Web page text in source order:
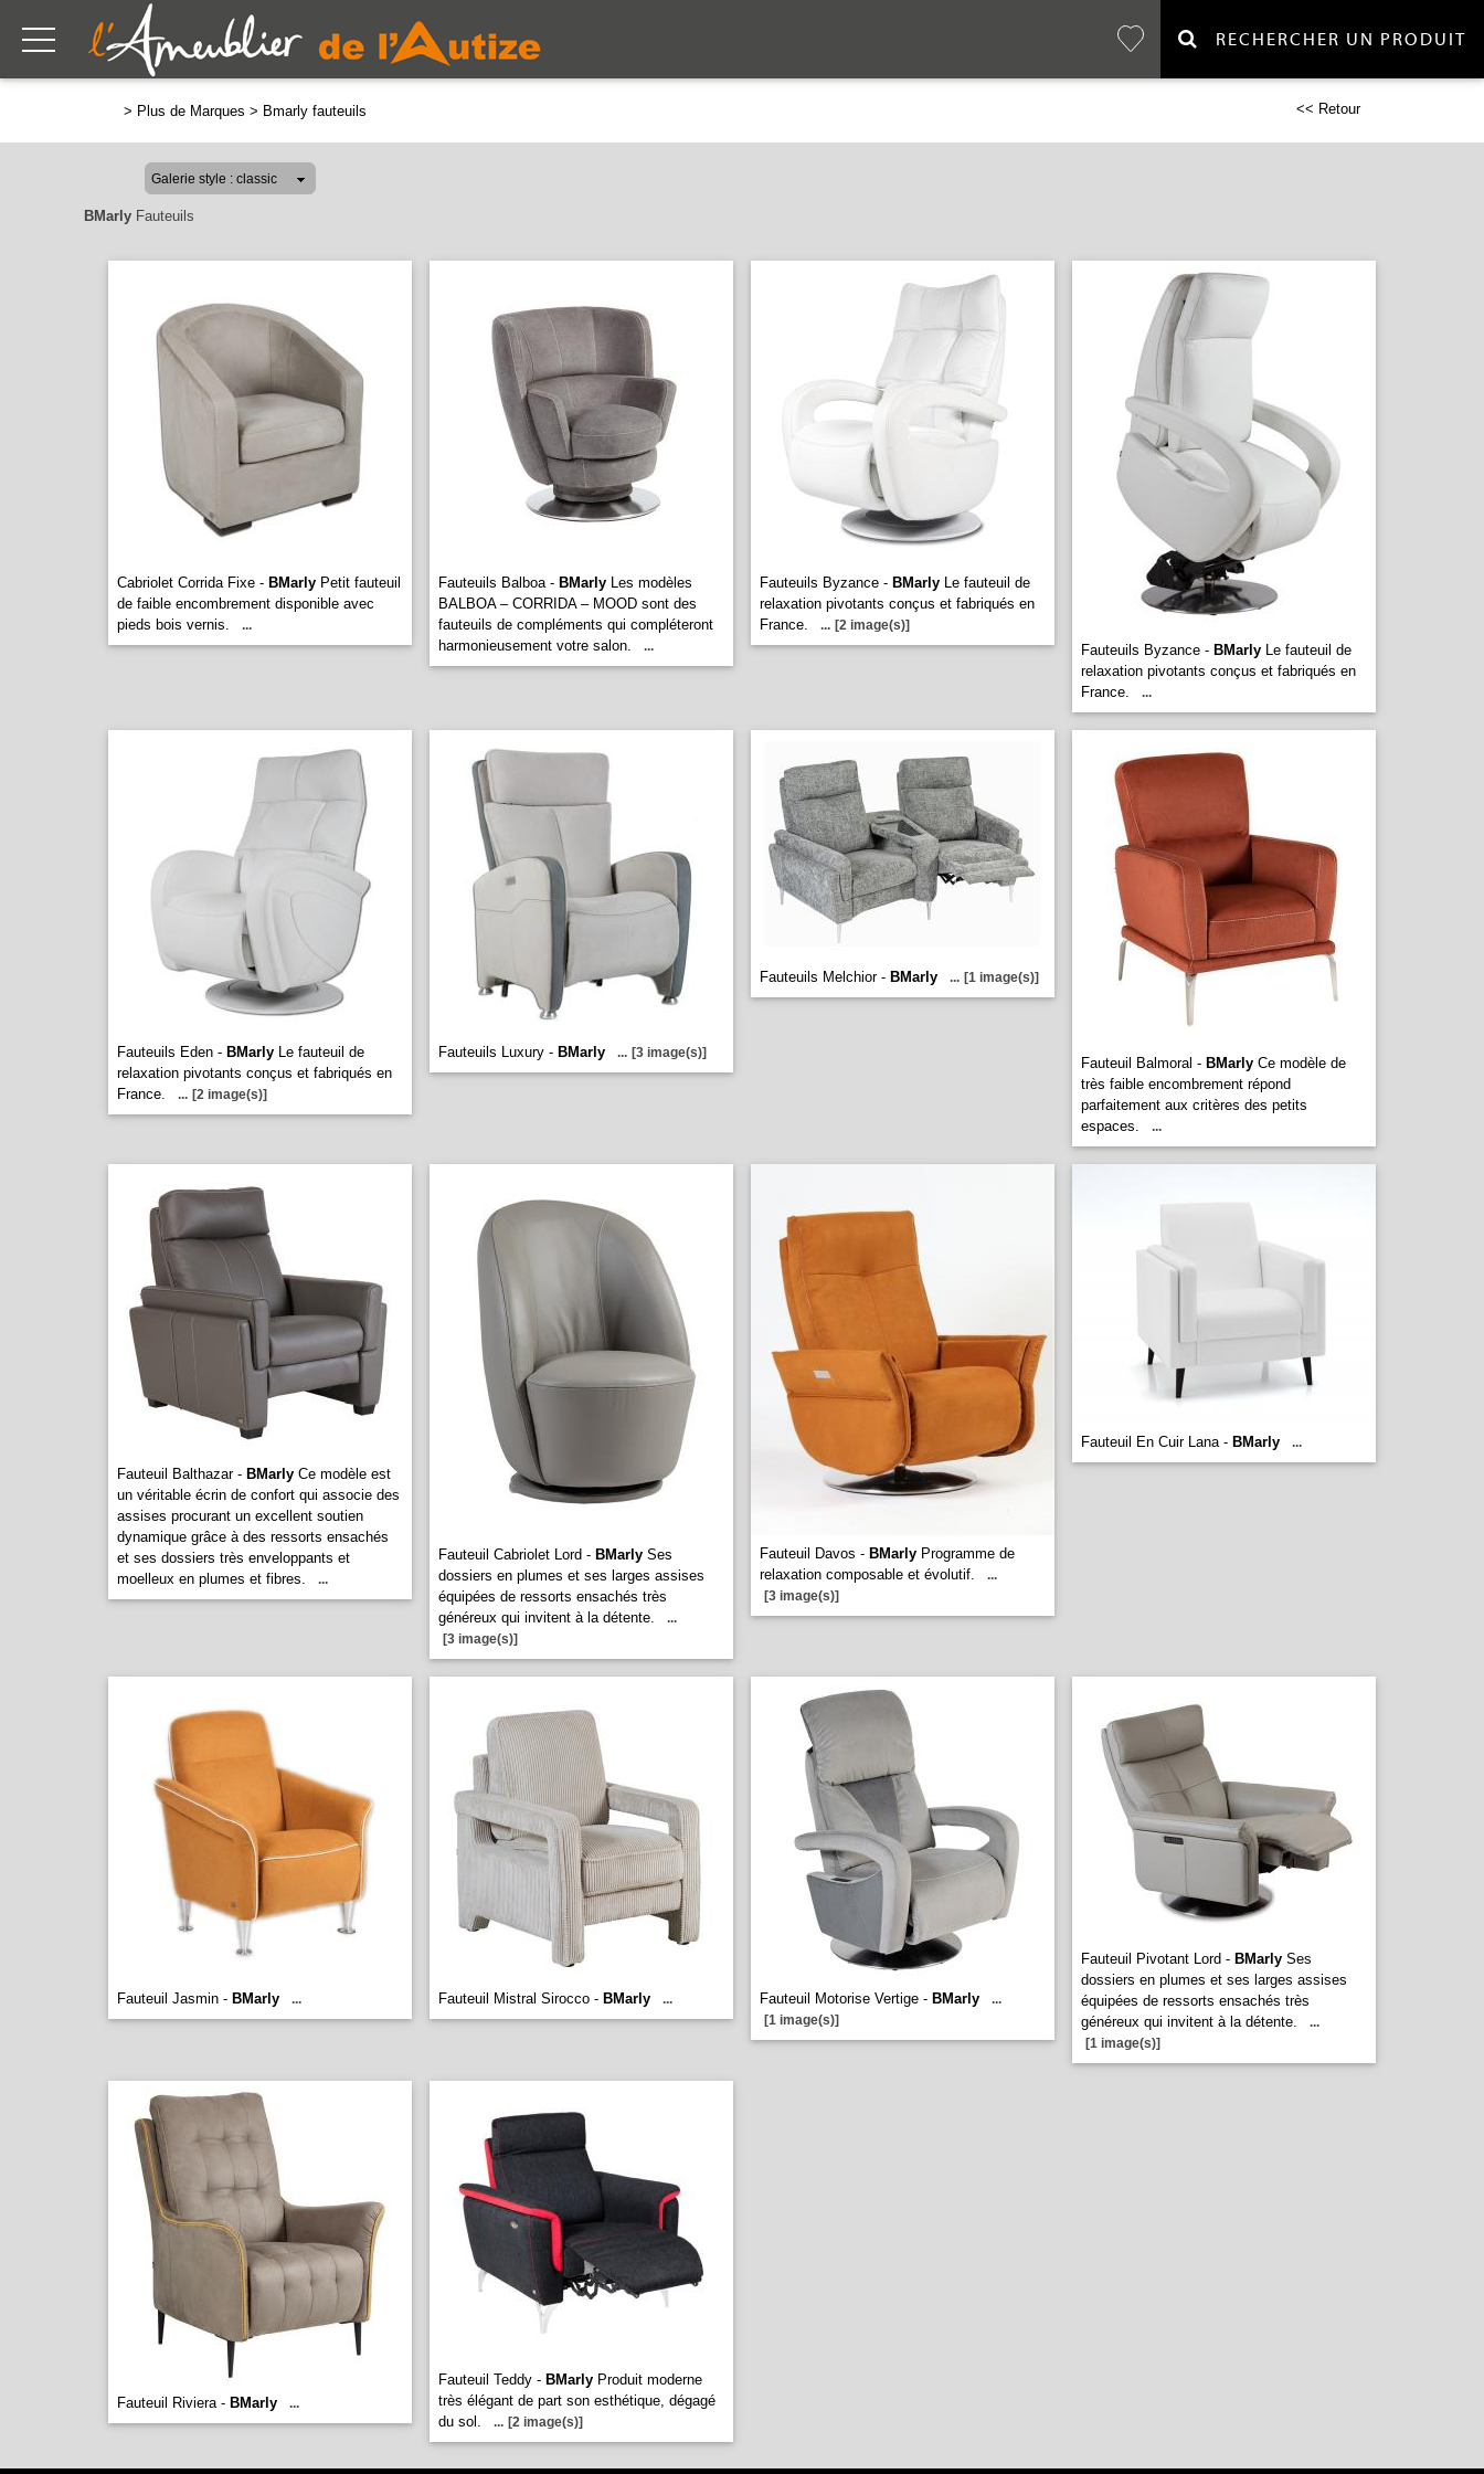
RECHERCHER UN PRODUIT
> Plus de Marques > Bmarly fauteuils << Retour
BMarly Fauteuils
Cabriolet Corrida Fixe - BMarly Petit fauteuil
de faible encombrement disponible avec
pieds bois vernis.
...
Fauteuils Balboa - BMarly Les modèles
BALBOA – CORRIDA – MOOD sont des
fauteuils de compléments qui compléteront
harmonieusement votre salon.
...
Fauteuils Byzance - BMarly Le fauteuil de
relaxation pivotants conçus et fabriqués en
France.
... [2 image(s)]
Fauteuils Byzance - BMarly Le fauteuil de
relaxation pivotants conçus et fabriqués en
France.
...
Fauteuils Eden - BMarly Le fauteuil de
relaxation pivotants conçus et fabriqués en
France.
... [2 image(s)]
Fauteuils Luxury - BMarly ... [3 image(s)]
Fauteuils Melchior - BMarly ... [1 image(s)]
Fauteuil Balmoral - BMarly Ce modèle de
très faible encombrement répond
parfaitement aux critères des petits
espaces.
...
Fauteuil Balthazar - BMarly Ce modèle est
un véritable écrin de confort qui associe des
assises procurant un excellent soutien
dynamique grâce à des ressorts ensachés
et ses dossiers très enveloppants et
moelleux en plumes et fibres.
...
Fauteuil Cabriolet Lord - BMarly Ses
dossiers en plumes et ses larges assises
équipées de ressorts ensachés très
généreux qui invitent à la détente.
...
[3 image(s)]
Fauteuil Davos - BMarly Programme de
relaxation composable et évolutif.
...
[3 image(s)]
Fauteuil En Cuir Lana - BMarly ...
Fauteuil Jasmin - BMarly ... Fauteuil Mistral Sirocco - BMarly ... Fauteuil Motorise Vertige - BMarly
...
[1 image(s)]
Fauteuil Pivotant Lord - BMarly Ses
dossiers en plumes et ses larges assises
équipées de ressorts ensachés très
généreux qui invitent à la détente.
...
[1 image(s)]
Fauteuil Riviera - BMarly ...
Fauteuil Teddy - BMarly Produit moderne
très élégant de part son esthétique, dégagé
du sol.
... [2 image(s)]